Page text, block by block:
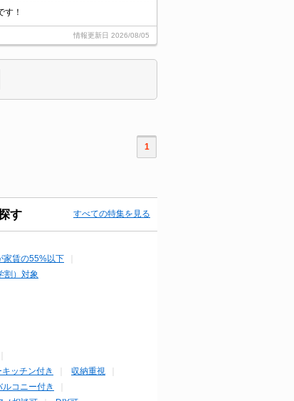
す！
情報更新日 2026/08/05
1
す すべての特集を見る
家賃の55%以下
割）対象
ッチン付き
収納重視
コニー付き